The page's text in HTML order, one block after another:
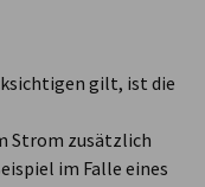
gilt, ist die
Strom zusätzlich
im Falle eines